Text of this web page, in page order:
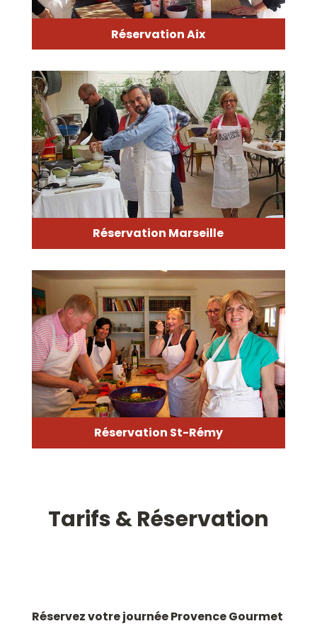
Réservation Aix
Réservation Marseille
Réservation St-Rémy
Tarifs & Réservation
Réservez votre journée Provence Gourmet